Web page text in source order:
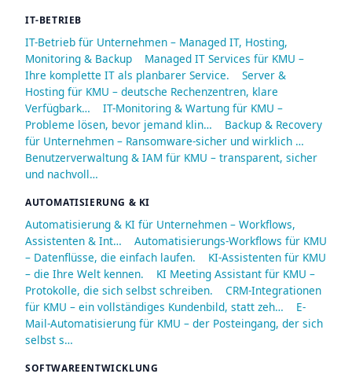
IT-BETRIEB
IT-Betrieb für Unternehmen – Managed IT, Hosting,
Monitoring & Backup
Managed IT Services für KMU –
Ihre komplette IT als planbarer Service.
Server &
Hosting für KMU – deutsche Rechenzentren, klare
Verfügbark…
IT-Monitoring & Wartung für KMU –
Probleme lösen, bevor jemand klin…
Backup & Recovery
für Unternehmen – Ransomware-sicher und wirklich …
Benutzerverwaltung & IAM für KMU – transparent, sicher
und nachvoll…
AUTOMATISIERUNG & KI
Automatisierung & KI für Unternehmen – Workflows,
Assistenten & Int…
Automatisierungs-Workflows für KMU
– Datenflüsse, die einfach laufen.
KI-Assistenten für KMU
– die Ihre Welt kennen.
KI Meeting Assistant für KMU –
Protokolle, die sich selbst schreiben.
CRM-Integrationen
für KMU – ein vollständiges Kundenbild, statt zeh…
E-
Mail-Automatisierung für KMU – der Posteingang, der sich
selbst s…
SOFTWAREENTWICKLUNG